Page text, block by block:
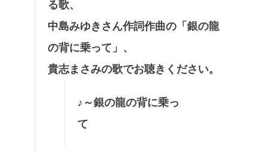
る歌、
中島みゆきさん作詞作曲の「銀の龍
の背に乗って」、
貴志まさみの歌でお聴きください。
♪～銀の龍の背に乗っ
て